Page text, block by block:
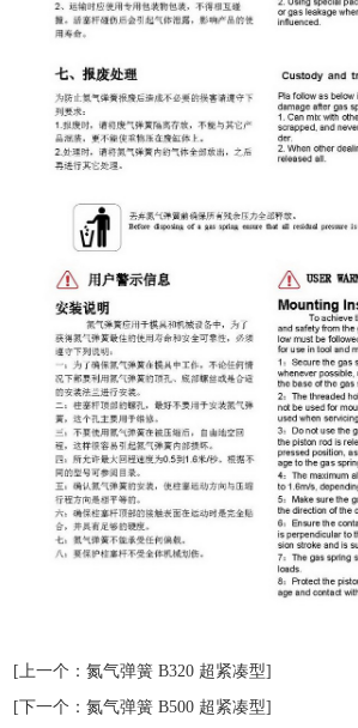
[上一个：氮气弹簧 B320 超紧凑型]
[下一个：氮气弹簧 B500 超紧凑型]